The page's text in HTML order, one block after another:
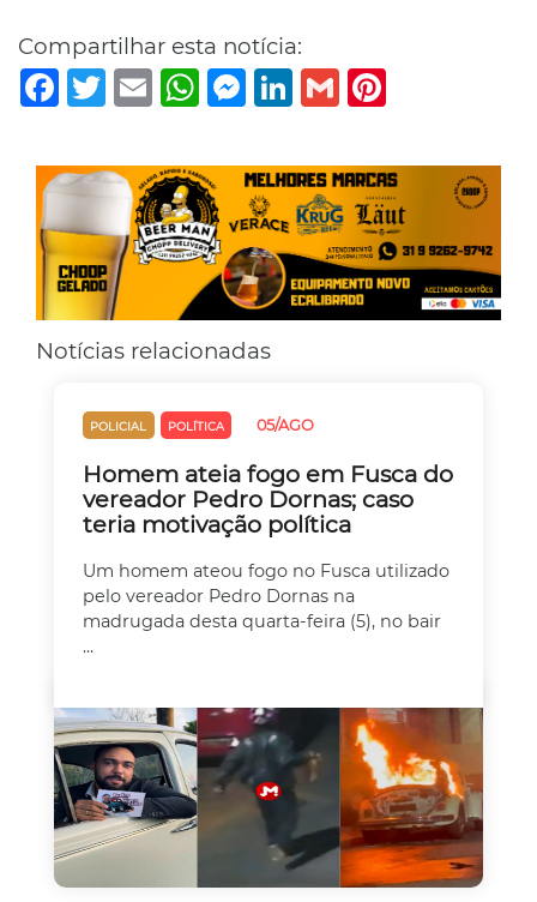
Compartilhar esta notícia:
Facebook
TwitterEmail WhatsAppMessenger
LinkedIn
Gmail
Notícias relacionadas
POLICIAL POLÍTICA 05/AGO
Homem ateia fogo em Fusca do
vereador Pedro Dornas; caso
teria motivação política
Um homem ateou fogo no Fusca utilizado
pelo vereador Pedro Dornas na
madrugada desta quarta-feira (5), no bair
...